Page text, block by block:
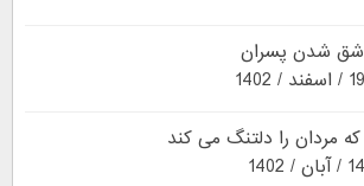
شدن پسران